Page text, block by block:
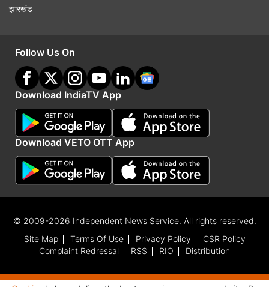
के साथ एप्पल को पछाड़ दूसरा स्थान हासिल कर लिया।
करोड़ पर आ गई।
आईडीसी ने कहा कि स्मार्टफोन बाजार की बिक्री सुस्त पड़ने
से इस बात के संकेत मिलते हैं कि उपभोक्ता पुराना स्मार्टफोन
बदलने में अधिक समय ले रहे हैं।
झारखंड
Follow Us On
Download IndiaTV App
Download VETO OTT App
© 2009-2026 Independent News Service. All rights reserved.
Site Map
Terms Of Use Privacy Policy
CSR Policy
Complaint Redressal
RSS RIO Distribution